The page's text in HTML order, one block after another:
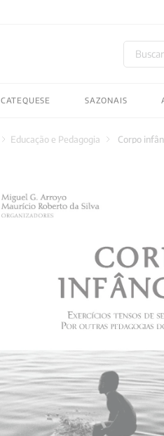
Buscar
CATEQUESE SAZONAIS
Educação e Pedagogia Corpo
2027
5º pré venda
biblia
8 º verena kast
9 santo agostinho
10º anselm grun